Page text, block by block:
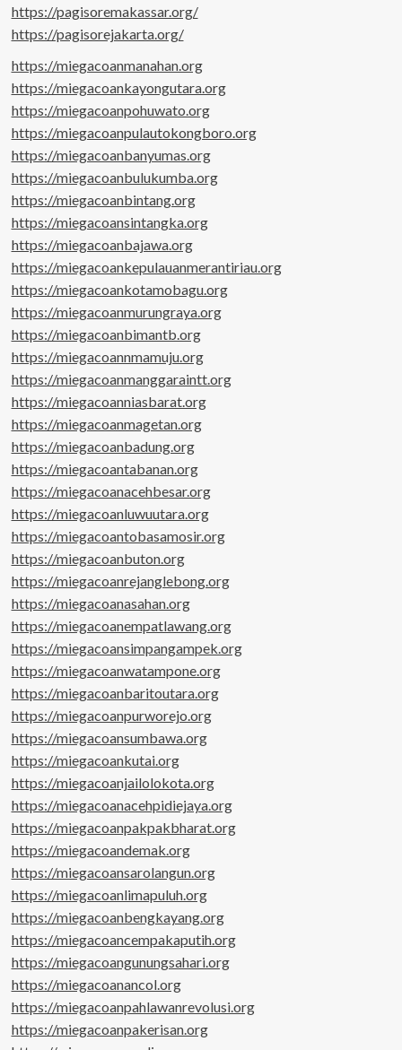
https://pagisoremakassar.org/
https://pagisorejakarta.org/
https://miegacoanmanahan.org
https://miegacoankayongutara.org
https://miegacoanpohuwato.org
https://miegacoanpulautokongboro.org
https://miegacoanbanyumas.org
https://miegacoanbulukumba.org
https://miegacoanbintang.org
https://miegacoansintangka.org
https://miegacoanbajawa.org
https://miegacoankepulauanmerantiriau.org
https://miegacoankotamobagu.org
https://miegacoanmurungraya.org
https://miegacoanbimantb.org
https://miegacoannmamuju.org
https://miegacoanmanggaraintt.org
https://miegacoanniasbarat.org
https://miegacoanmagetan.org
https://miegacoanbadung.org
https://miegacoantabanan.org
https://miegacoanacehbesar.org
https://miegacoanluwuutara.org
https://miegacoantobasamosir.org
https://miegacoanbuton.org
https://miegacoanrejanglebong.org
https://miegacoanasahan.org
https://miegacoanempatlawang.org
https://miegacoansimpangampek.org
https://miegacoanwatampone.org
https://miegacoanbaritoutara.org
https://miegacoanpurworejo.org
https://miegacoansumbawa.org
https://miegacoankutai.org
https://miegacoanjailolokota.org
https://miegacoanacehpidiejaya.org
https://miegacoanpakpakbharat.org
https://miegacoandemak.org
https://miegacoansarolangun.org
https://miegacoanlimapuluh.org
https://miegacoanbengkayang.org
https://miegacoancempakaputih.org
https://miegacoangunungsahari.org
https://miegacoanancol.org
https://miegacoanpahlawanrevolusi.org
https://miegacoanpakerisan.org